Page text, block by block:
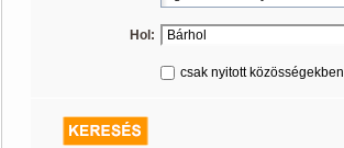
Hol:
csak nyitott közösségekben